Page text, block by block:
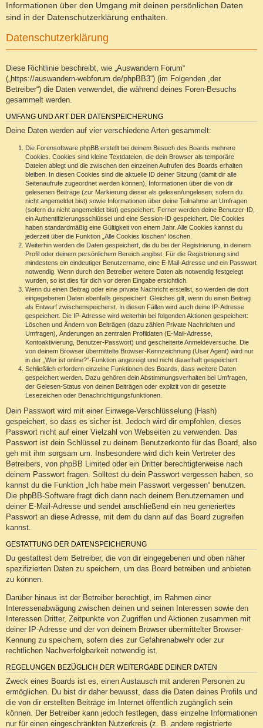
Informationen über den Umgang mit deinen persönlichen Daten
sind in der Datenschutzerklärung enthalten.
Datenschutzerklärung
Diese Richtlinie beschreibt, wie „Auswandern Forum“
(„https://auswandern-webforum.de/phpBB3“) (im Folgenden „der
Betreiber“) die Daten verwendet, die während deines Foren-Besuchs
gesammelt werden.
UMFANG UND ART DER DATENSPEICHERUNG
Deine Daten werden auf vier verschiedene Arten gesammelt:
Die Forensoftware phpBB erstellt bei deinem Besuch des Boards mehrere
Cookies. Cookies sind kleine Textdateien, die dein Browser als temporäre
Dateien ablegt und die zwischen den einzelnen Aufrufen des Boards erhalten
bleiben. In diesen Cookies sind die aktuelle ID deiner Sitzung (damit dir alle
Seitenaufrufe zugeordnet werden können), Informationen über die von dir
gelesenen Beiträge (zur Markierung dieser als gelesen/ungelesen; sofern du
nicht angemeldet bist) sowie Informationen über deine Teilnahme an Umfragen
(sofern du nicht angemeldet bist) gespeichert. Ferner werden deine Benutzer-ID,
ein Authentifizierungsschlüssel und eine Session-ID gespeichert. Die Cookies
haben standardmäßig eine Gültigkeit von einem Jahr. Alle Cookies kannst du
jederzeit über die Funktion „Alle Cookies löschen“ löschen.
Weiterhin werden die Daten gespeichert, die du bei der Registrierung, in deinem
Profil oder deinem persönlichem Bereich angibst. Für die Registrierung sind
mindestens ein eindeutiger Benutzername, eine E-Mail-Adresse und ein Passwort
notwendig. Wenn durch den Betreiber weitere Daten als notwendig festgelegt
wurden, so ist dies für dich vor deren Eingabe ersichtlich.
Wenn du einen Beitrag oder eine private Nachricht erstellst, so werden die dort
eingegebenen Daten ebenfalls gespeichert. Gleiches gilt, wenn du einen Beitrag
als Entwurf zwischenspeicherst. In diesen Fällen wird auch deine IP-Adresse
gespeichert. Die IP-Adresse wird weiterhin bei folgenden Aktionen gespeichert:
Löschen und Ändern von Beiträgen (dazu zählen Private Nachrichten und
Umfragen), Änderungen an zentralen Profildaten (E-Mail-Adresse,
Kontoaktivierung, Benutzer-Passwort) und gescheiterte Anmeldeversuche. Die
von deinem Browser übermittelte Browser-Kennzeichnung (User Agent) wird nur
in der „Wer ist online?“-Funktion angezeigt und nicht dauerhaft gespeichert.
Schließlich erfordern einzelne Funktionen des Boards, dass weitere Daten
gespeichert werden. Dazu gehören dein Abstimmungsverhalten bei Umfragen,
der Gelesen-Status von deinen Beiträgen oder explizit von dir gesetzte
Lesezeichen oder Benachrichtigungsfunktionen.
Dein Passwort wird mit einer Einwege-Verschlüsselung (Hash)
gespeichert, so dass es sicher ist. Jedoch wird dir empfohlen, dieses
Passwort nicht auf einer Vielzahl von Webseiten zu verwenden. Das
Passwort ist dein Schlüssel zu deinem Benutzerkonto für das Board, also
geh mit ihm sorgsam um. Insbesondere wird dich kein Vertreter des
Betreibers, von phpBB Limited oder ein Dritter berechtigterweise nach
deinem Passwort fragen. Solltest du dein Passwort vergessen haben, so
kannst du die Funktion „Ich habe mein Passwort vergessen“ benutzen.
Die phpBB-Software fragt dich dann nach deinem Benutzernamen und
deiner E-Mail-Adresse und sendet anschließend ein neu generiertes
Passwort an diese Adresse, mit dem du dann auf das Board zugreifen
kannst.
GESTATTUNG DER DATENSPEICHERUNG
Du gestattest dem Betreiber, die von dir eingegebenen und oben näher
spezifizierten Daten zu speichern, um das Board betreiben und anbieten
zu können.
Darüber hinaus ist der Betreiber berechtigt, im Rahmen einer
Interessenabwägung zwischen deinen und seinen Interessen sowie den
Interessen Dritter, Zeitpunkte von Zugriffen und Aktionen zusammen mit
deiner IP-Adresse und der von deinem Browser übermittelter Browser-
Kennung zu speichern, sofern dies zur Gefahrenabwehr oder zur
rechtlichen Nachverfolgbarkeit notwendig ist.
REGELUNGEN BEZÜGLICH DER WEITERGABE DEINER DATEN
Zweck eines Boards ist es, einen Austausch mit anderen Personen zu
ermöglichen. Du bist dir daher bewusst, dass die Daten deines Profils und
die von dir erstellten Beiträge im Internet öffentlich zugänglich sein
können. Der Betreiber kann jedoch festlegen, dass einzelne Informationen
nur für einen eingeschränkten Nutzerkreis (z. B. andere registrierte